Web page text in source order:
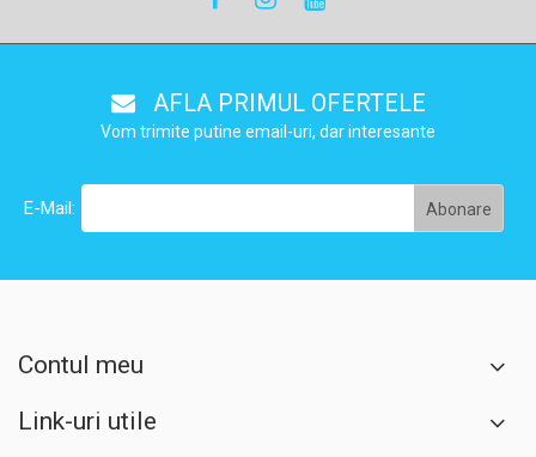
AFLA PRIMUL OFERTELE
Vom trimite putine email-uri, dar interesante
E-Mail:
Contul meu
Link-uri utile